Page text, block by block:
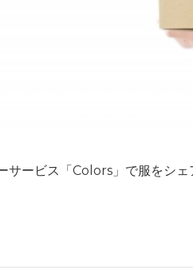
サービス「Colors」で服をシ